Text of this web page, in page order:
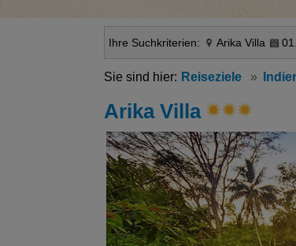
Ihre Suchkriterien: Arika Villa
Reiseziele
Arika Villa